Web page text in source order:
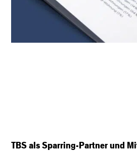
TBS als Sparring-Partner und